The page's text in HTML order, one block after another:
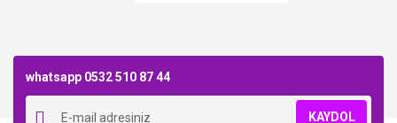
whatsapp 0532 510 87 44
KAYDOL